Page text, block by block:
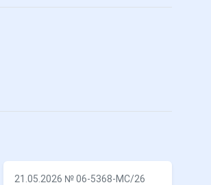
21.05.2026 № 06-5368-МС/26